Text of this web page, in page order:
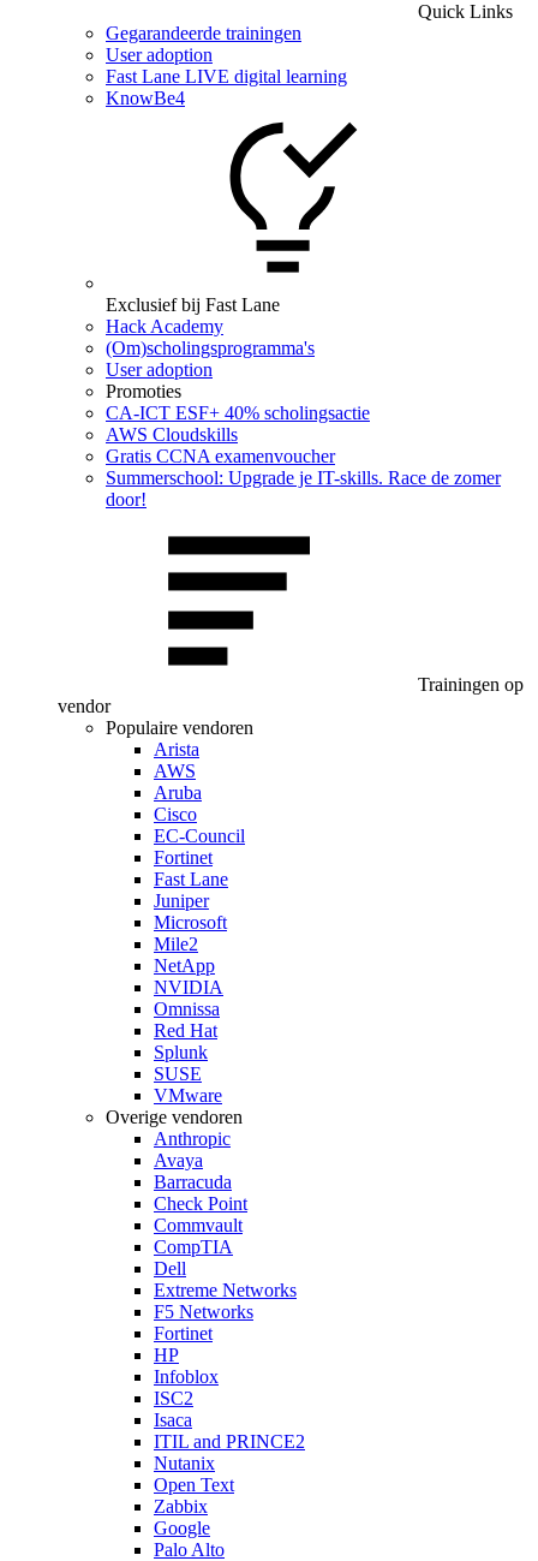
Quick Links
Gegarandeerde trainingen
User adoption
Fast Lane LIVE digital learning
KnowBe4
Exclusief bij Fast Lane
Hack Academy
(Om)scholingsprogramma's
User adoption
Promoties
CA‑ICT ESF+ 40% scholingsactie
AWS Cloudskills
Gratis CCNA examenvoucher
Summerschool: Upgrade je IT-skills. Race de zomer
door!
Trainingen op
vendor
Populaire vendoren
Arista
AWS
Aruba
Cisco
EC-Council
Fortinet
Fast Lane
Juniper
Microsoft
Mile2
NetApp
NVIDIA
Omnissa
Red Hat
Splunk
SUSE
VMware
Overige vendoren
Anthropic
Avaya
Barracuda
Check Point
Commvault
CompTIA
Dell
Extreme Networks
F5 Networks
Fortinet
HP
Infoblox
ISC2
Isaca
ITIL and PRINCE2
Nutanix
Open Text
Zabbix
Google
Palo Alto